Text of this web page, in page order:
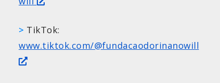
> TikTok:
www.tiktok.com/@fundacaodorinanowill